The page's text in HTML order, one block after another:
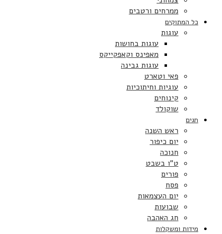
ממרחים ורטבים
כל המתוקים
עוגות
עוגות בחושות
מאפינס וקאפקייקס
עוגות גבינה
פאי וטארט
עוגיות וחיתוכיות
קינוחים
שוקולד
חגים
ראש השנה
יום כיפור
חנוכה
ט”ו בשבט
פורים
פסח
יום העצמאות
שבועות
חג האהבה
מידות ומשקלות